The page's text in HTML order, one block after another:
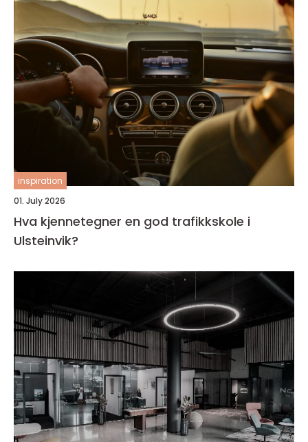
inspiration
01. July 2026
Hva kjennetegner en god trafikkskole i
Ulsteinvik?